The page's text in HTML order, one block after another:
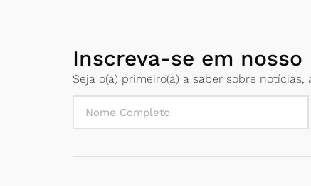
Inscreva-se em
Seja o(a) primeiro(a) a saber sobre